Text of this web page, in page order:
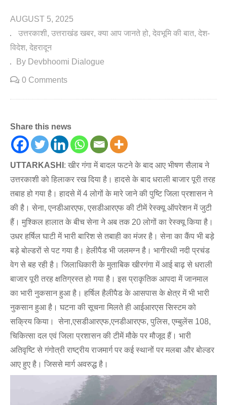
AUGUST 5, 2025
उत्तरकाशी उत्तराखंड खबर क्या आप जानते हो देवभूमि की बात देश-
विदेश देहरादून
By Devbhoomi Dialogue
0 Comments
Share this news
UTTARKASHI : खीर गंगा में बादल फटने के बाद आए भीषण सैलाब ने
उत्तरकाशी को हिलाकर रख दिया है। हादसे के बाद धराली बाजार पूरी तरह
तबाह हो गया है। हादसे में 4 लोगों के मारे जाने की पुष्टि जिला प्रशासन ने
की है। सेना, एनडीआरएफ, एसडीआरएफ की टीमें रेस्क्यू ऑपरेशन में जुटी
हैं। मुश्किल हालात के बीच सेना ने अब तक 20 लोगों का रेस्क्यू किया है।
उधर हर्षिल घाटी में भारी बारिश से तबाही का मंजर है। सेना का कैंप भी बड़े
बड़े बोल्डरों से पट गया है। हेलीपैड भी जलमग्न है। भागीरथी नदी प्रचंड
वेग से बह रही है। जिलाधिकारी के मुताबिक खीरगंगा में आई बाढ़ से धराली
बाजार पूरी तरह क्षतिग्रस्त हो गया है। इस प्राकृतिक आपदा में जानमाल
का भारी नुकसान हुआ है। हर्षिल हैलीपैड के आसपास के क्षेत्र में भी भारी
नुकसान हुआ है। घटना की सूचना मिलते ही आईआरएस सिस्टम को
सक्रिय किया। सेना,एसडीआरएफ,एनडीआरएफ, पुलिस, एम्बुलेंस 108,
चिकित्सा दल एवं जिला प्रशासन की टीमें मौके पर मौजूद हैं। भारी
अतिवृष्टि से गंगोत्री राष्ट्रीय राजमार्ग पर कई स्थानों पर मलबा और बोल्डर
आए हुए है। जिससे मार्ग अवरुद्ध है।